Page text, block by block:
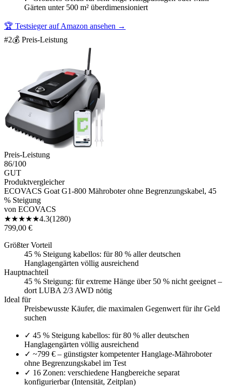
Gärten unter 500 m² überdimensioniert
🏆 Testsieger auf Amazon ansehen →
#2💰 Preis-Leistung
Preis-Leistung
86/100
GUT
Produktvergleicher
ECOVACS Goat G1-800 Mähroboter ohne Begrenzungskabel, 45
% Steigung
von ECOVACS
★★★★★4.3(1280)
799,00 €
Größter Vorteil
45 % Steigung kabellos: für 80 % aller deutschen
Hanglagengärten völlig ausreichend
Hauptnachteil
45 % Steigung: für extreme Hänge über 50 % nicht geeignet –
dort LUBA 2/3 AWD nötig
Ideal für
Preisbewusste Käufer, die maximalen Gegenwert für ihr Geld
suchen
✓ 45 % Steigung kabellos: für 80 % aller deutschen
Hanglagengärten völlig ausreichend
✓ ~799 € – günstigster kompetenter Hanglage-Mähroboter
ohne Begrenzungskabel im Test
✓ 16 Zonen: verschiedene Hangbereiche separat
konfigurierbar (Intensität, Zeitplan)